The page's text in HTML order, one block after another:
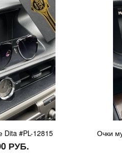
Dita #PL-12815
РУБ.
Очки